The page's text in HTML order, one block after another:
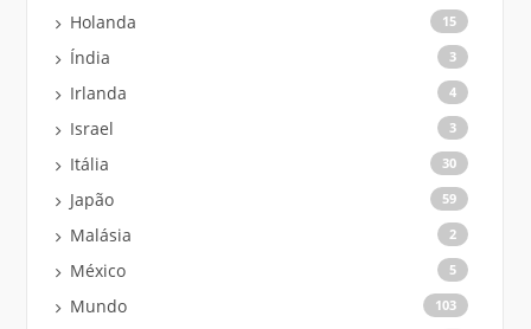
Holanda 15
Índia 3
Irlanda 4
Israel 3
Itália 30
Japão 59
Malásia 2
México 5
Mundo 103